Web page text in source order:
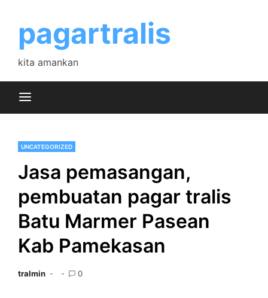
contentpagartralis
kita amankan
UNCATEGORIZED
Jasa pemasangan,
pembuatan pagar tralis
Batu Marmer Pasean
Kab Pamekasan
tralmin 0